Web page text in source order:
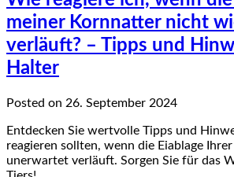
meiner Kornnatter nicht
verläuft? – Tipps und
Halter
Posted on 26. September 2024
Entdecken Sie wertvolle Tipps und
reagieren sollten, wenn die Eiablage
unerwartet verläuft. Sorgen Sie für das